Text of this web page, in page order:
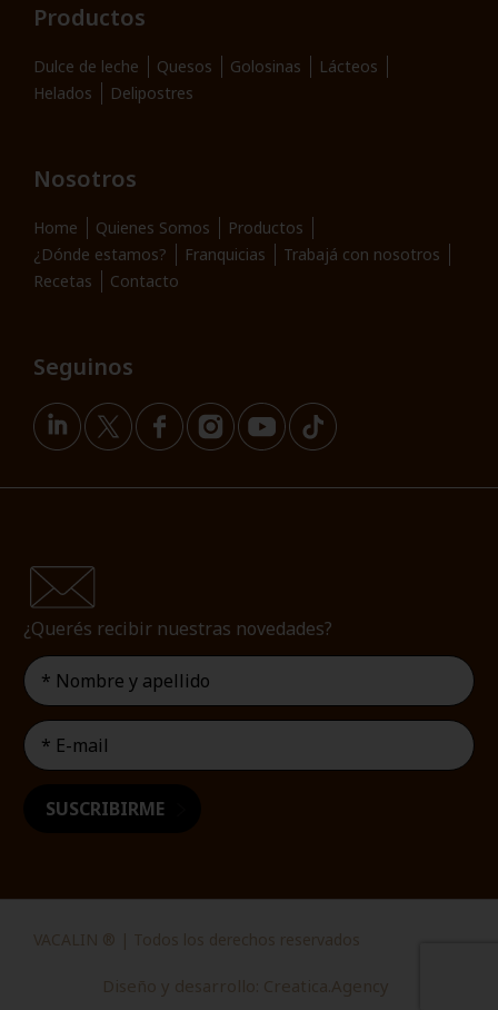
Productos
Dulce de leche Quesos Golosinas
Lácteos
Helados
Delipostres
Nosotros
Home Quienes Somos
Productos
¿Dónde estamos?
Franquicias
Trabajá con nosotros
Recetas
Contacto
Seguinos
¿Querés recibir nuestras novedades?
VACALIN ® | Todos los derechos reservados
Diseño y desarrollo: Creatica.Agency